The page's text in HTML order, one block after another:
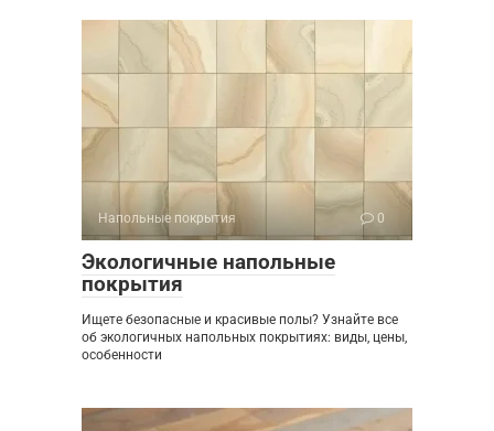
Напольные покрытия 0
Экологичные напольные
покрытия
Ищете безопасные и красивые полы? Узнайте все
об экологичных напольных покрытиях: виды, цены,
особенности